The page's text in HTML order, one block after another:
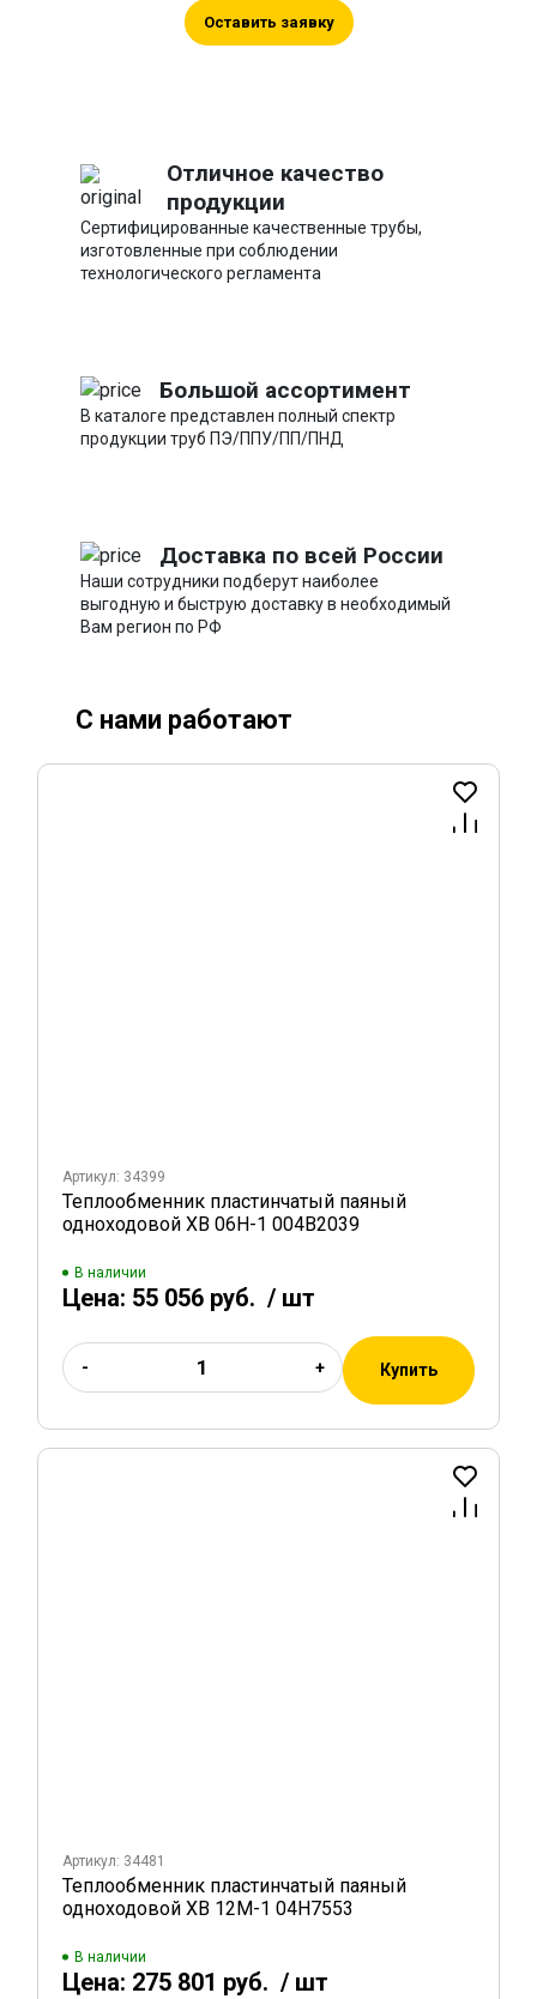
Оставить заявку
Отличное качество
продукции
Сертифицированные качественные трубы,
изготовленные при соблюдении
технологического регламента
Большой ассортимент
В каталоге представлен полный спектр
продукции труб ПЭ/ППУ/ПП/ПНД
Доставка по всей России
Наши сотрудники подберут наиболее
выгодную и быструю доставку в необходимый
Вам регион по РФ
С нами работают
Артикул: 34399
Теплообменник пластинчатый паяный
одноходовой XB 06H-1 004B2039
В наличии
Цена: 55 056 руб. / шт
- + Купить
Артикул: 34481
Теплообменник пластинчатый паяный
одноходовой XB 12M-1 04H7553
В наличии
Цена: 275 801 руб. / шт